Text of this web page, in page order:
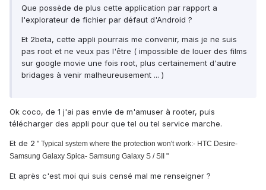
Que possède de plus cette application par rapport a
l'explorateur de fichier par défaut d'Android ?
Et 2beta, cette appli pourrais me convenir, mais je ne suis
pas root et ne veux pas l'être ( impossible de louer des films
sur google movie une fois root, plus certainement d'autre
bridages à venir malheureusement ... )
Ok coco, de 1 j'ai pas envie de m'amuser à rooter, puis
télécharger des appli pour que tel ou tel service marche.
Et de 2 " Typical system where the protection won't work:- HTC Desire-
Samsung Galaxy Spica- Samsung Galaxy S / SII "
Et après c'est moi qui suis censé mal me renseigner ?